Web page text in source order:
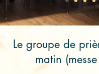
Le groupe de
matin